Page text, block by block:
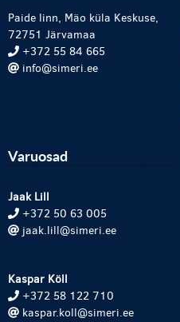
Paide linn, Mäo küla Keskuse,
72751 Järvamaa
+372 55 84 665
info@simeri.ee
Varuosad
Jaak Lill
+372 50 63 005
jaak.lill@simeri.ee
Kaspar Köll
+372 58 122 710
kaspar.koll@simeri.ee